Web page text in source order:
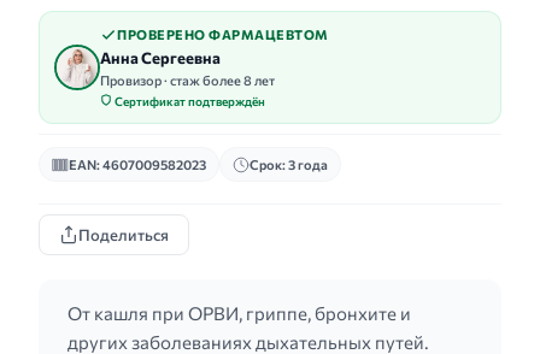
ПРОВЕРЕНО ФАРМАЦЕВТОМ
Анна Сергеевна
Провизор · стаж более 8 лет
Сертификат подтверждён
EAN: 4607009582023 Срок: 3 года
Поделиться
От кашля при ОРВИ, гриппе, бронхите и
других заболеваниях дыхательных путей.